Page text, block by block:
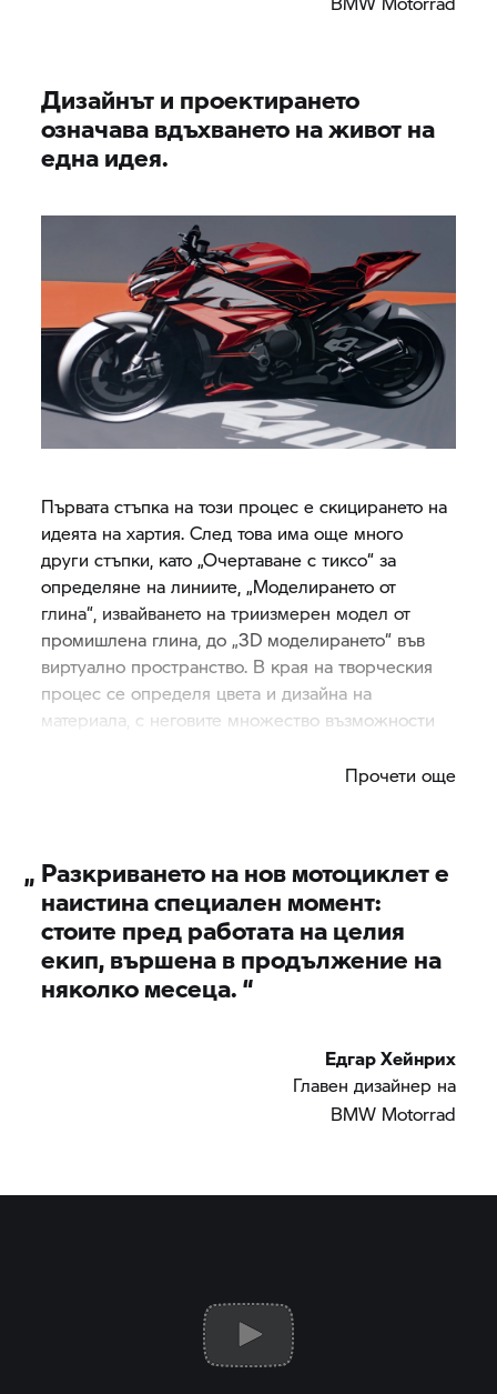
Дизайнът и проектирането
означава вдъхването на живот на
една идея.
Първата стъпка на този процес е скицирането на
идеята на хартия. След това има още много
други стъпки, като „Очертаване с тиксо“ за
определяне на линиите, „Моделирането от
глина“, извайването на триизмерен модел от
промишлена глина, до „3D моделирането“ във
виртуално пространство. В края на творческия
процес се определя цвета и дизайна на
материала, с неговите множество възможности
Прочети още
„ Разкриването на нов мотоциклет е
наистина специален момент:
стоите пред работата на целия
екип, вършена в продължение на
няколко месеца. “
Едгар Хейнрих
Главен дизайнер на
BMW Motorrad